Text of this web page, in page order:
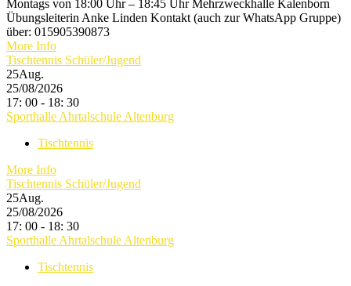
Montags von 18:00 Uhr – 18:45 Uhr Mehrzweckhalle Kalenborn
Übungsleiterin Anke Linden Kontakt (auch zur WhatsApp Gruppe)
über: 015905390873
More Info
Tischtennis Schüler/Jugend
25Aug.
25/08/2026
17: 00 - 18: 30
Sporthalle Ahrtalschule Altenburg
Tischtennis
More Info
Tischtennis Schüler/Jugend
25Aug.
25/08/2026
17: 00 - 18: 30
Sporthalle Ahrtalschule Altenburg
Tischtennis